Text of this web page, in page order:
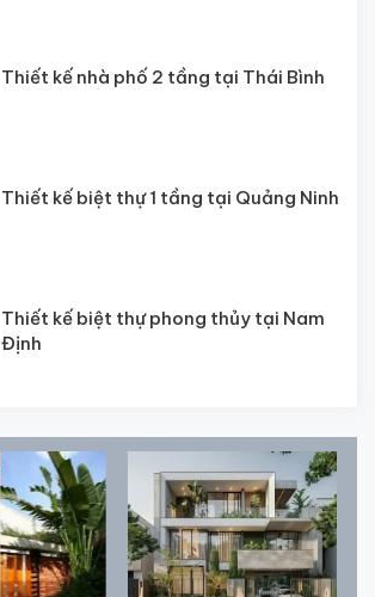
Thiết kế nhà phố 2 tầng tại Thái Bình
Thiết kế biệt thự 1 tầng tại Quảng Ninh
Thiết kế biệt thự phong thủy tại Nam
Định